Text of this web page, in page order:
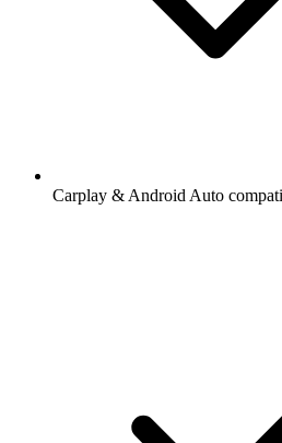
Carplay & Android Auto